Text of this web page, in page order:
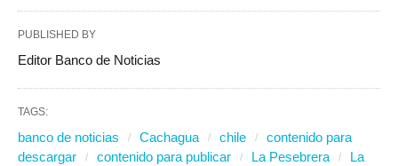
PUBLISHED BY
Editor Banco de Noticias
TAGS:
banco de noticias Cachagua chile
contenido para
descargar
contenido para publicar La Pesebrera
La